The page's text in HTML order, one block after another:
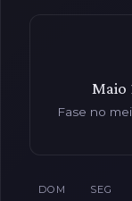
Maio
Fase no
DOM SEG